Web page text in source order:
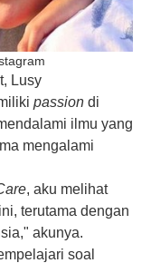
Lusy
passion di
ilmu yang
mengalami
, aku melihat
terutama dengan
akunya.
soal